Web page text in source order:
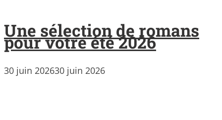
Une sélection de romans
pour votre été 2026
30 juin 202630 juin 2026